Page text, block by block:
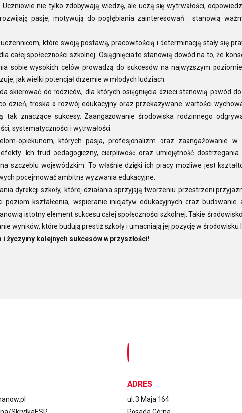
nie tylko zdobywają wiedzę, ale uczą się wytrwałości,
pasje, motywują do pogłębiania zainteresowań i stanowią
które swoją postawą, pracowitością i determinacją stały się
całej społeczności szkolnej. Osiągnięcia te stanowią dowód na to, że
sobie wysokich celów prowadzą do sukcesów na najwyższym
jak wielki potencjał drzemie w młodych ludziach.
skierować do rodziców, dla których osiągnięcia dzieci stanowią powód
dzień, troska o rozwój edukacyjny oraz przekazywane wartości
znaczące sukcesy. Zaangażowanie środowiska rodzinnego
systematyczności i wytrwałości.
opiekunom, których pasja, profesjonalizm oraz zaangażowanie w
Ich trud pedagogiczny, cierpliwość oraz umiejętność
szczeblu wojewódzkim. To właśnie dzięki ich pracy możliwe jest
podejmować ambitne wyzwania edukacyjne.
dyrekcji szkoły, której działania sprzyjają tworzeniu przestrzeni
poziom kształcenia, wspieranie inicjatyw edukacyjnych oraz
istotny element sukcesu całej społeczności szkolnej. Takie
wyników, które budują prestiż szkoły i umacniają jej pozycję w środowisku
życzymy kolejnych sukcesów w przyszłości!
ADRES
ul. 3 Maja 164